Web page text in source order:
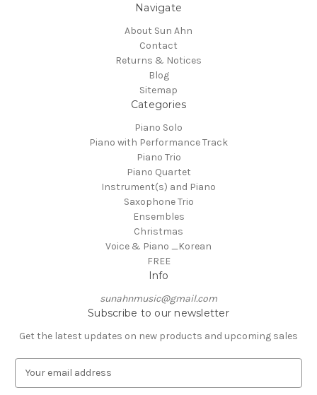
Navigate
About Sun Ahn
Contact
Returns & Notices
Blog
Sitemap
Categories
Piano Solo
Piano with Performance Track
Piano Trio
Piano Quartet
Instrument(s) and Piano
Saxophone Trio
Ensembles
Christmas
Voice & Piano _Korean
FREE
Info
sunahnmusic@gmail.com
Subscribe to our newsletter
Get the latest updates on new products and upcoming sales